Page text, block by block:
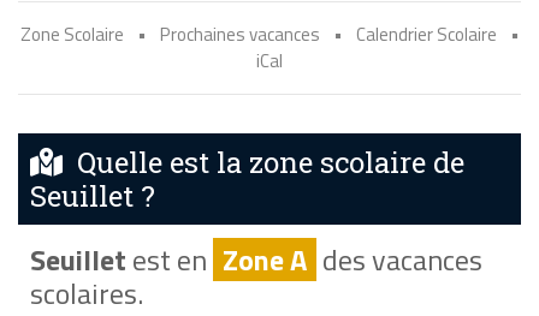
Zone Scolaire • Prochaines vacances • Calendrier Scolaire
•
iCal
Quelle est la zone scolaire de
Seuillet ?
Seuilletest en Zone A des vacances
scolaires.